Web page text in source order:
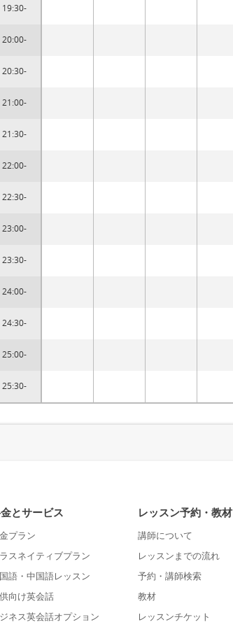
19:30-
20:00-
20:30-
21:00-
21:30-
22:00-
22:30-
23:00-
23:30-
24:00-
24:30-
25:00-
25:30-
とサービス
プラン
スネイティブプラン
語・中国語レッスン
向け英会話
ネス英会話オプション
レッスン予約・教材
講師について
レッスンまでの流れ
予約・講師検索
教材
レッスンチケット